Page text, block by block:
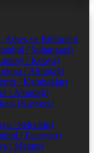
Adres ve Bölümleri
/ Sultangazi)
/ Konya)
/ Altındağ)
/ Karabağlar)
/ Altındağ)
(Kayseri /
/ Selçuklu)
/ Esenyurt)
/ Meram)